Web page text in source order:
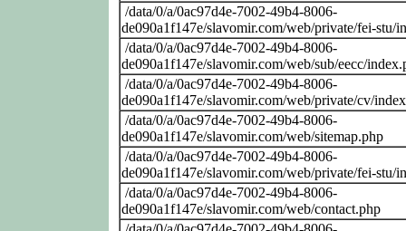
/data/0/a/0ac97d4e-7002-49b4-8006-
de090a1f147e/slavomir.com/web/private/fei-stu/
/data/0/a/0ac97d4e-7002-49b4-8006-
de090a1f147e/slavomir.com/web/sub/eecc/
/data/0/a/0ac97d4e-7002-49b4-8006-
de090a1f147e/slavomir.com/web/private/cv/
/data/0/a/0ac97d4e-7002-49b4-8006-
de090a1f147e/slavomir.com/web/sitemap.php
/data/0/a/0ac97d4e-7002-49b4-8006-
de090a1f147e/slavomir.com/web/private/fei-stu/
/data/0/a/0ac97d4e-7002-49b4-8006-
de090a1f147e/slavomir.com/web/contact.php